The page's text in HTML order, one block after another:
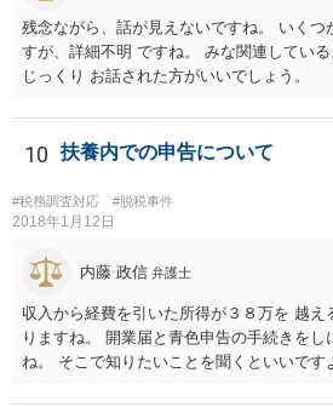
残念ながら、話が見えないですね。 いくつ
すが、詳細不明 ですね。 みな関連してい
じっくり お話された方がいいでしょう。
10 扶養内での申告について
#税務調査対応 #脱税事件
2018年1月12日
内藤 政信 弁護士
収入から経費を引いた所得が３８万を 越え
りますね。 開業届と青色申告の手続きをし
ね。 そこで知りたいことを聞くといいです